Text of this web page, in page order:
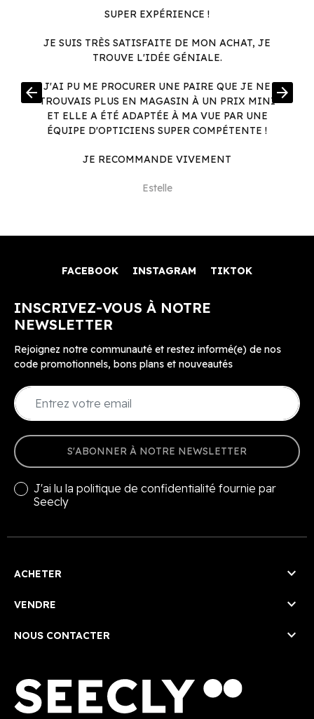
SUPER EXPÉRIENCE !
JE SUIS TRÈS SATISFAITE DE MON ACHAT, JE
TROUVE L'IDÉE GÉNIALE.
J'AI PU ME PROCURER UNE PAIRE QUE JE NE
TROUVAIS PLUS EN MAGASIN À UN PRIX MINI
ET ELLE A ÉTÉ ADAPTÉE À MA VUE PAR UNE
ÉQUIPE D'OPTICIENS SUPER COMPÉTENTE !
JE RECOMMANDE VIVEMENT
Estelle
arrow_back arrow_forward
FACEBOOK INSTAGRAM TIKTOK
INSCRIVEZ-VOUS À NOTRE
NEWSLETTER
Rejoignez notre communauté et restez informé(e) de nos
code promotionnels, bons plans et nouveautés
S'ABONNER À NOTRE NEWSLETTER
J'ai lu la politique de confidentialité fournie par
Seecly
ACHETER 
VENDRE 
NOUS CONTACTER 